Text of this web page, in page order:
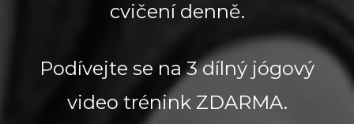
cvičení denně.
Podívejte se na 3 dílný jógový
video trénink ZDARMA.